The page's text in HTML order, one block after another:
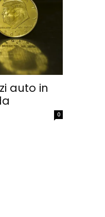
auto in
0